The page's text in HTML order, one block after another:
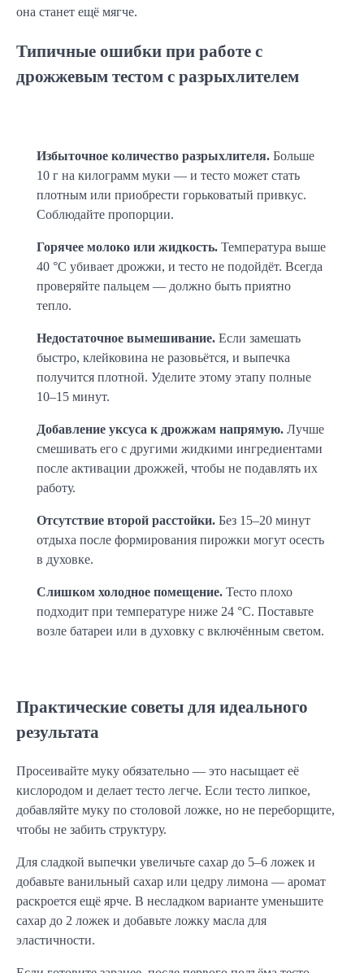
она станет ещё мягче.
Типичные ошибки при работе с
дрожжевым тестом с разрыхлителем
Избыточное количество разрыхлителя. Больше
10 г на килограмм муки — и тесто может стать
плотным или приобрести горьковатый привкус.
Соблюдайте пропорции.
Горячее молоко или жидкость. Температура выше
40 °C убивает дрожжи, и тесто не подойдёт. Всегда
проверяйте пальцем — должно быть приятно
тепло.
Недостаточное вымешивание. Если замешать
быстро, клейковина не разовьётся, и выпечка
получится плотной. Уделите этому этапу полные
10–15 минут.
Добавление уксуса к дрожжам напрямую. Лучше
смешивать его с другими жидкими ингредиентами
после активации дрожжей, чтобы не подавлять их
работу.
Отсутствие второй расстойки. Без 15–20 минут
отдыха после формирования пирожки могут осесть
в духовке.
Слишком холодное помещение. Тесто плохо
подходит при температуре ниже 24 °C. Поставьте
возле батареи или в духовку с включённым светом.
Практические советы для идеального
результата
Просеивайте муку обязательно — это насыщает её
кислородом и делает тесто легче. Если тесто липкое,
добавляйте муку по столовой ложке, но не переборщите,
чтобы не забить структуру.
Для сладкой выпечки увеличьте сахар до 5–6 ложек и
добавьте ванильный сахар или цедру лимона — аромат
раскроется ещё ярче. В несладком варианте уменьшите
сахар до 2 ложек и добавьте ложку масла для
эластичности.